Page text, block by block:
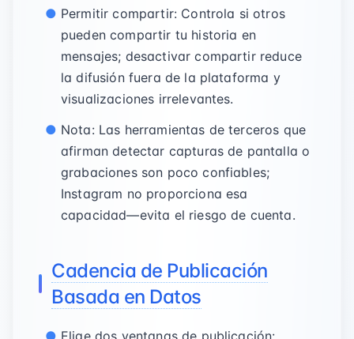
Permitir compartir: Controla si otros
pueden compartir tu historia en
mensajes; desactivar compartir reduce
la difusión fuera de la plataforma y
visualizaciones irrelevantes.
Nota: Las herramientas de terceros que
afirman detectar capturas de pantalla o
grabaciones son poco confiables;
Instagram no proporciona esa
capacidad—evita el riesgo de cuenta.
Cadencia de Publicación
Basada en Datos
Elige dos ventanas de publicación: